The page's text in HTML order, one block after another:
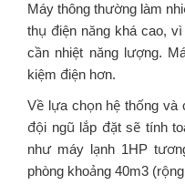
Máy thông thường làm
thụ điện năng khá cao,
cần nhiệt năng lượng.
kiệm điện hơn.
Về lựa chọn hệ thống và
đội ngũ lắp đặt sẽ tính
như máy lạnh 1HP
phòng khoảng 40m3